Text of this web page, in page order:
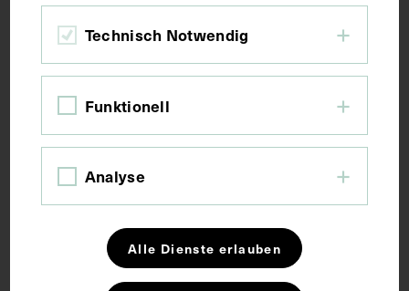
Technisch Notwendig
Funktionell
Analyse
Alle Dienste erlauben